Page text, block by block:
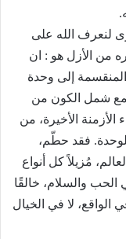
9-11) : بركة أخرى لنعرف الله على
من الأزل هو : ان
المنقسمة إلى وحدة
شمل الكون من
الأزمنة الأخيرة، من
فقد حطّم،
مُزيلاً كل أنواع
الحب والسلام، خالقًا
الوحدة في الواقع، لا في الخيال